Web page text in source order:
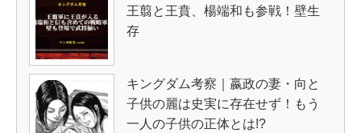
王翦と王賁、楊端和も参戦！壁生
存
キングダム考察｜嬴政の妻・向と
子供の麗は史実に存在せず！もう
一人の子供の正体とは!?